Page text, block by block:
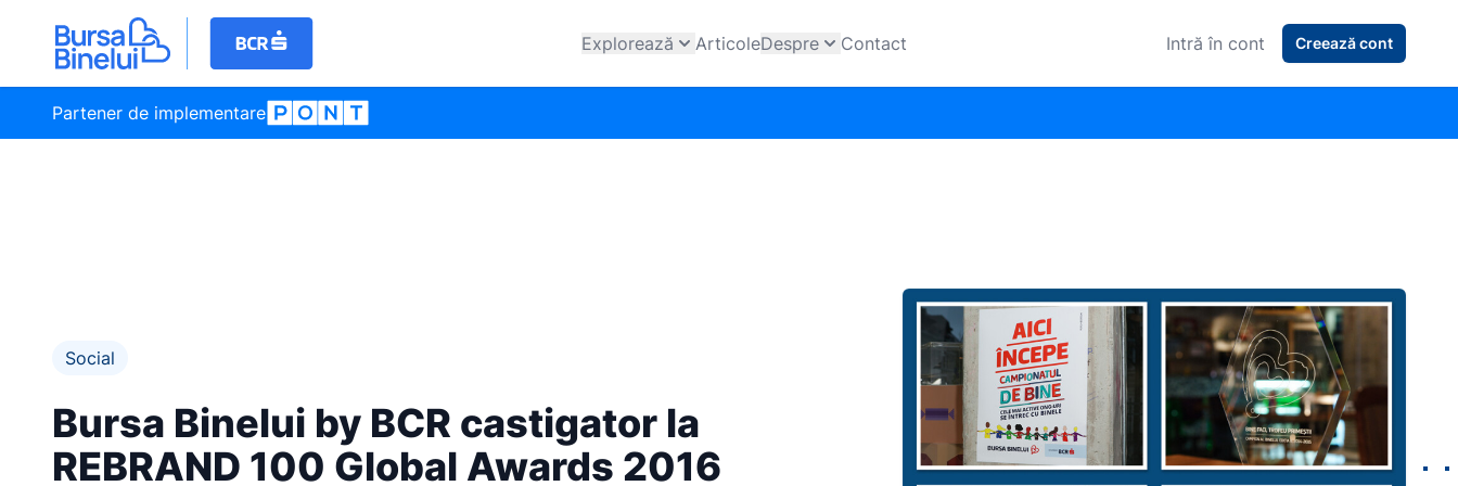
Explorează ArticoleDespre Contact Intră în cont Creează cont
Partener de implementare
Social
Bursa Binelui by BCR castigator la
REBRAND 100 Global Awards 2016